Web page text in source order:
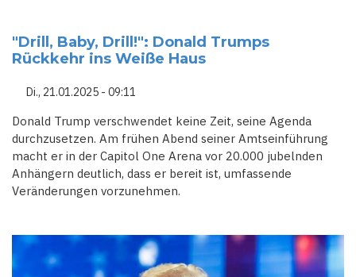
"Drill, Baby, Drill!": Donald Trumps
Rückkehr ins Weiße Haus
Di., 21.01.2025 - 09:11
Donald Trump verschwendet keine Zeit, seine Agenda
durchzusetzen. Am frühen Abend seiner Amtseinführung
macht er in der Capitol One Arena vor 20.000 jubelnden
Anhängern deutlich, dass er bereit ist, umfassende
Veränderungen vorzunehmen.